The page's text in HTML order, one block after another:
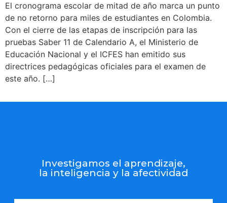
El cronograma escolar de mitad de año marca un punto
de no retorno para miles de estudiantes en Colombia.
Con el cierre de las etapas de inscripción para las
pruebas Saber 11 de Calendario A, el Ministerio de
Educación Nacional y el ICFES han emitido sus
directrices pedagógicas oficiales para el examen de
este año. […]
Investigamos el aprendizaje,
la inteligencia y la afectividad